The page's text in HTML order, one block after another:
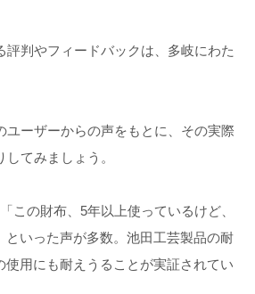
評判やフィードバックは、多岐にわた
ユーザーからの声をもとに、その実際
てみましょう。
この財布、5年以上使っているけど、
といった声が多数。池田工芸製品の耐
使用にも耐えうることが実証されてい